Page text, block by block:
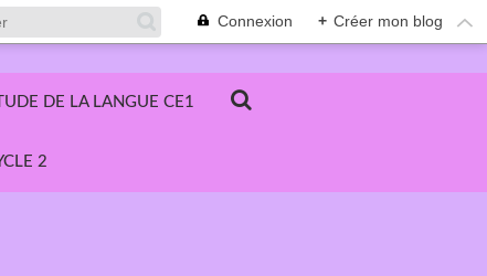
Connexion + Créer mon blog
DE LA LANGUE CE1
2